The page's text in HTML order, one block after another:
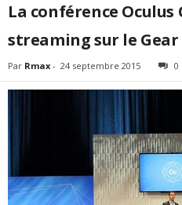
La conférence Oculus
streaming sur le Gear
Par Rmax - 24 septembre 2015 0